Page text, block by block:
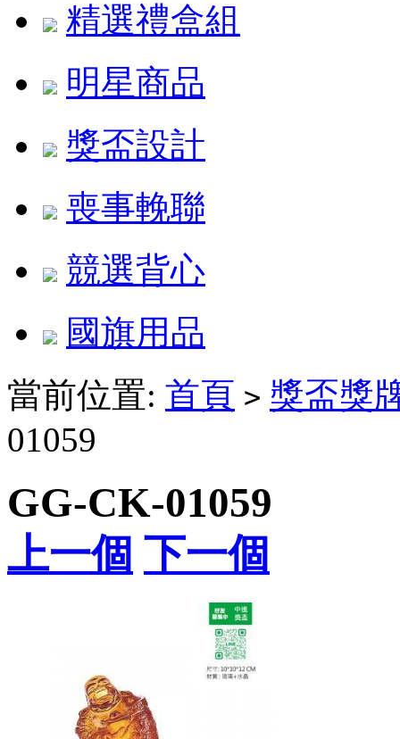
精選禮盒組
明星商品
獎盃設計
喪事輓聯
競選背心
國旗用品
當前位置: 首頁 > 獎盃獎
01059
GG-CK-01059
上一個 下一個